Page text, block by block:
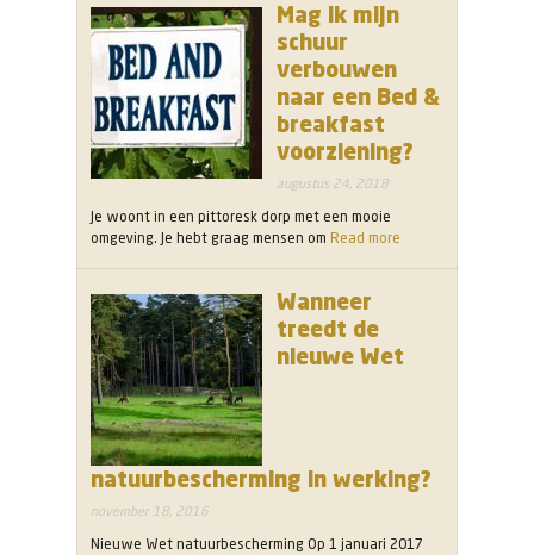
Mag ik mijn
schuur
verbouwen
naar een Bed &
breakfast
voorziening?
augustus 24, 2018
Je woont in een pittoresk dorp met een mooie
omgeving. Je hebt graag mensen om Read more
Wanneer
treedt de
nieuwe Wet
natuurbescherming in werking?
november 18, 2016
Nieuwe Wet natuurbescherming Op 1 januari 2017